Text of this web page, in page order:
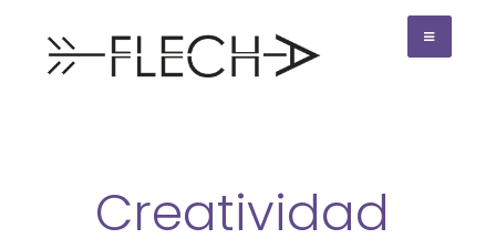
Creatividad